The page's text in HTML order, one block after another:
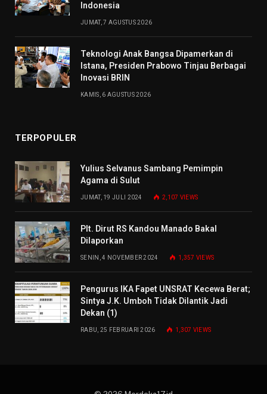
Indonesia
JUMAT, 7 AGUSTUS 2026
Teknologi Anak Bangsa Dipamerkan di
Istana, Presiden Prabowo Tinjau Berbagai
Inovasi BRIN
KAMIS, 6 AGUSTUS 2026
TERPOPULER
Yulius Selvanus Sambang Pemimpin
Agama di Sulut
JUMAT, 19 JULI 2024 2,107 VIEWS
Plt. Dirut RS Kandou Manado Bakal
Dilaporkan
SENIN, 4 NOVEMBER 2024 1,357 VIEWS
Pengurus IKA Fapet UNSRAT Kecewa Berat;
Sintya J.K. Umboh Tidak Dilantik Jadi
Dekan (1)
RABU, 25 FEBRUARI 2026 1,307 VIEWS